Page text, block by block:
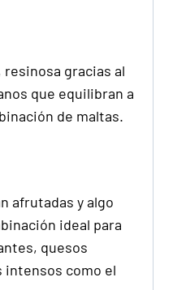
gracias al
que equilibran a
de maltas.
afrutadas y algo
ideal para
quesos
intensos como el